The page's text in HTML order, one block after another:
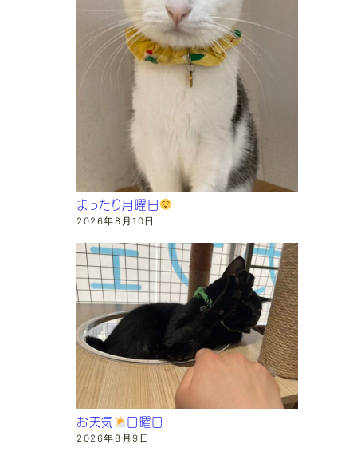
まったり月曜日
2026年8月10日
お天気 日曜日
2026年8月9日